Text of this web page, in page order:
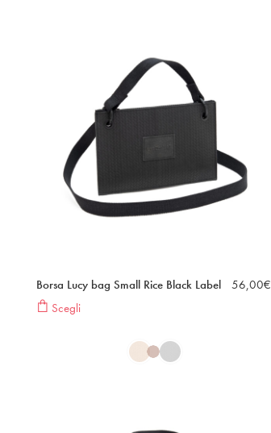
Borsa Lucy bag Small Rice Black Label
Scegli
56,00€